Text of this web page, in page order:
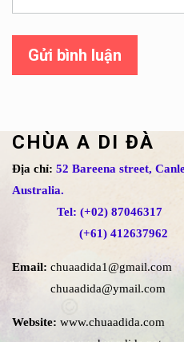
Gửi bình luận
CHÙA A DI ĐÀ
Địa chỉ: 52 Bareena street,
Australia.
Tel: (+02) 87046317
(+61) 412637962
Email: chuaadida1@gmail.com
chuaadida@ymail.com
Website: www.chuaadida.com